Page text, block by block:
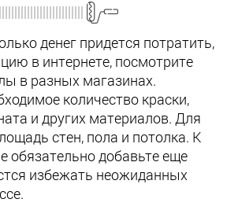
денег придется потратить,
в интернете, посмотрите
в разных магазинах.
количество краски,
и других материалов. Для
стен, пола и потолка. К
обязательно добавьте еще
избежать неожиданных